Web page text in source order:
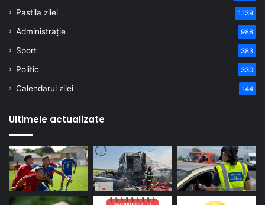
Pastila zilei 1.139
Administrație 988
Sport 383
Politic 330
Calendarul zilei 144
Ultimele actualizate